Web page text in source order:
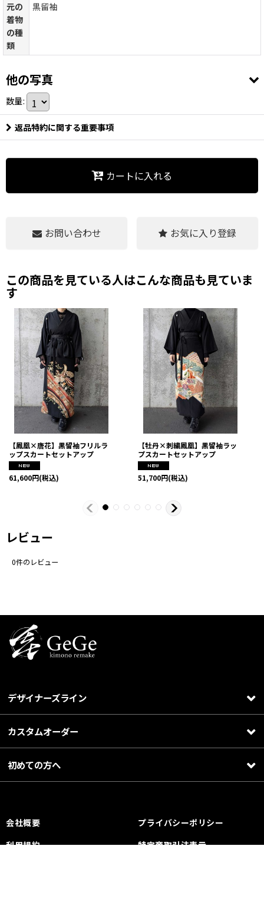
元の
着物
の種
類
黒留袖
他の写真
可能です。
数量:
返品特約に関する重要事項
カートに入れる
お問い合わせ お気に入り登録
この商品を見ている人はこんな商品も見ていま
す
【鳳凰×唐花】黒留袖フリルラ
ップスカートセットアップ
61,600円(税込)
【牡丹×刺繍鳳凰】黒留袖ラッ
プスカートセットアップ
51,700円(税込)
レビュー
0件のレビュー
デザイナーズライン
カスタムオーダー
初めての方へ
会社概要
プライバシーポリシー
利用規約
特定商取引法表示